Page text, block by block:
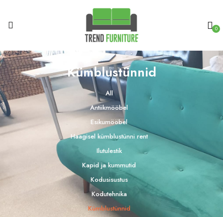
0
Kümblustünnid
All
Antiikmööbel
Esikumööbel
Haagisel kümblustünni rent
Ilutulestik
Kapid ja kummutid
Kodusisustus
Kodutehnika
Kümblustünnid